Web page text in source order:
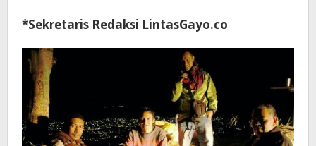
*Sekretaris Redaksi LintasGayo.co